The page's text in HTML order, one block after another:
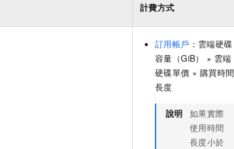
計費方式
訂用帳戶 ：雲端硬碟
容量（GiB） × 雲端
硬碟單價 × 購買時間
長度
說明 如果實際
使用時間
長度小於